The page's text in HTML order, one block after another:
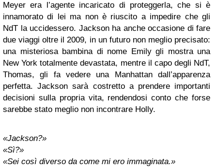
Meyer era l’agente incaricato di proteggerla, che si è
innamorato di lei ma non è riuscito a impedire che gli
NdT la uccidessero. Jackson ha anche occasione di fare
due viaggi oltre il 2009, in un futuro non meglio precisato:
una misteriosa bambina di nome Emily gli mostra una
New York totalmente devastata, mentre il capo degli NdT,
Thomas, gli fa vedere una Manhattan dall’apparenza
perfetta. Jackson sarà costretto a prendere importanti
decisioni sulla propria vita, rendendosi conto che forse
sarebbe stato meglio non incontrare Holly.
«Jackson?»
«Sì?»
«Sei così diverso da come mi ero immaginata.»